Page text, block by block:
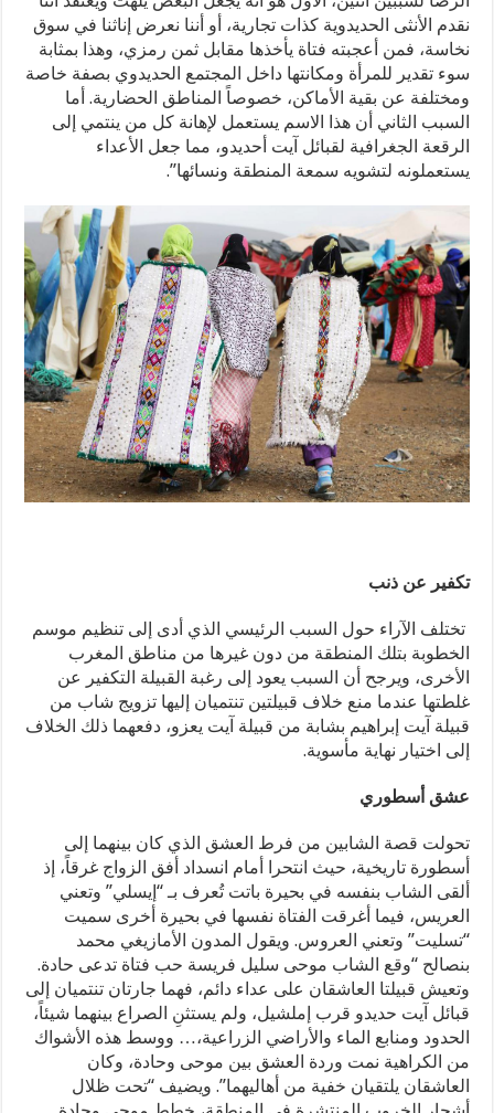
نقدم الأنثى الحديدوية كذات تجارية، أو أننا نعرض إناثنا في سوق
نخاسة، فمن أعجبته فتاة يأخذها مقابل ثمن رمزي، وهذا بمثابة
سوء تقدير للمرأة ومكانتها داخل المجتمع الحديدوي بصفة خاصة
ومختلفة عن بقية الأماكن، خصوصاً المناطق الحضارية. أما
السبب الثاني أن هذا الاسم يستعمل لإهانة كل من ينتمي إلى
الرقعة الجغرافية لقبائل آيت أحديدو، مما جعل الأعداء
يستعملونه لتشويه سمعة المنطقة ونسائها”.
تكفير عن ذنب
تختلف الآراء حول السبب الرئيسي الذي أدى إلى تنظيم موسم
الخطوبة بتلك المنطقة من دون غيرها من مناطق المغرب
الأخرى، ويرجح أن السبب يعود إلى رغبة القبيلة التكفير عن
غلطتها عندما منع خلاف قبيلتين تنتميان إليها تزويج شاب من
قبيلة آيت إبراهيم بشابة من قبيلة آيت يعزو، دفعهما ذلك الخلاف
إلى اختيار نهاية مأسوية.
عشق أسطوري
تحولت قصة الشابين من فرط العشق الذي كان بينهما إلى
أسطورة تاريخية، حيث انتحرا أمام انسداد أفق الزواج غرقاً، إذ
ألقى الشاب بنفسه في بحيرة باتت تُعرف بـ “إيسلي” وتعني
العريس، فيما أغرقت الفتاة نفسها في بحيرة أخرى سميت
“تسليت” وتعني العروس. ويقول المدون الأمازيغي محمد
بنصالح “وقع الشاب موحى سليل فريسة حب فتاة تدعى حادة.
وتعيش قبيلتا العاشقان على عداء دائم، فهما جارتان تنتميان إلى
قبائل آيت حديدو قرب إملشيل، ولم يستثنِ الصراع بينهما شيئاً،
الحدود ومنابع الماء والأراضي الزراعية،… ووسط هذه الأشواك
من الكراهية نمت وردة العشق بين موحى وحادة، وكان
العاشقان يلتقيان خفية من أهاليهما”. ويضيف “تحت ظلال